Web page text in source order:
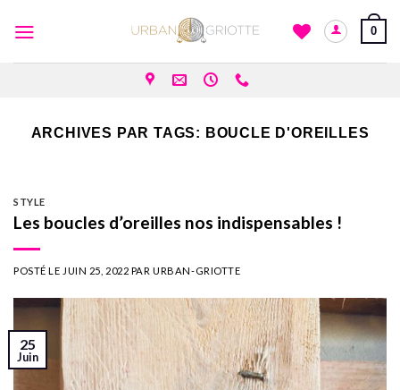
0
ARCHIVES PAR TAGS: BOUCLE D'OREILLES
STYLE
Les boucles d’oreilles nos indispensables !
POSTÉ LE JUIN 25, 2022 PARURBAN-GRIOTTE
25
Juin